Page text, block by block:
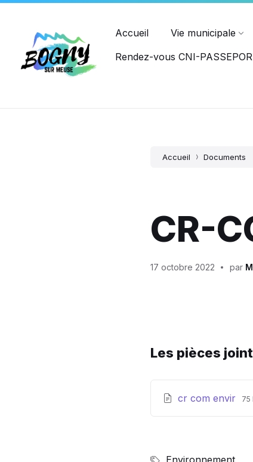
PASSEPORT
Accueil Vie municipale
Rendez-vous CNI-
Accueil Documents
CR-
17 octobre 2022 par
Les pièces
cr com envir 75
Environnement